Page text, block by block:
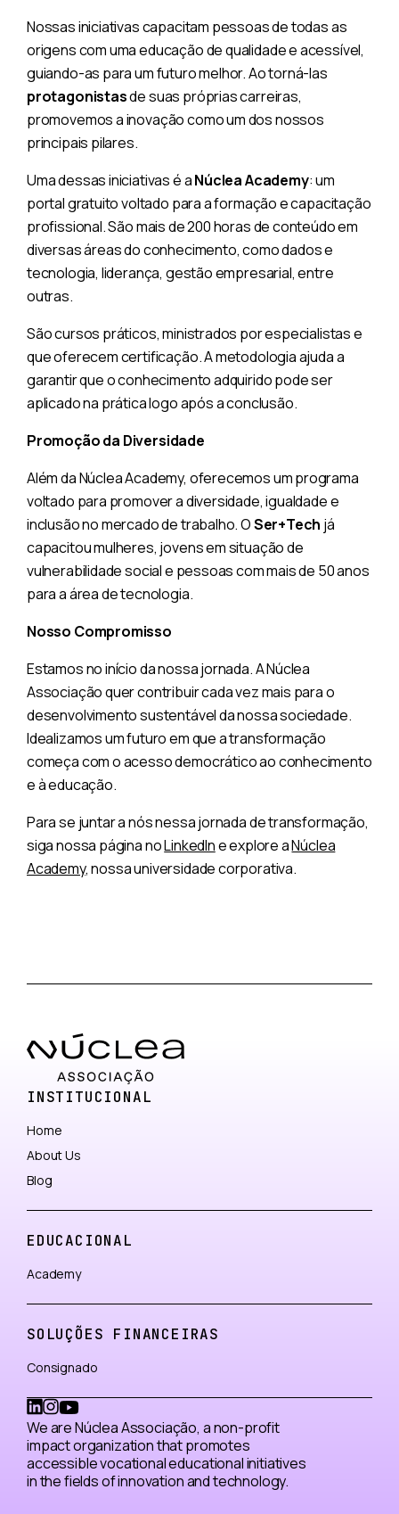
Nossas iniciativas capacitam pessoas de todas as
origens com uma educação de qualidade e acessível,
guiando-as para um futuro melhor. Ao torná-las
protagonistasde suas próprias carreiras,
promovemos a inovação como um dos nossos
principais pilares.
Uma dessas iniciativas é aNúclea Academy: um
portal gratuito voltado para a formação e capacitação
profissional. São mais de 200 horas de conteúdo em
diversas áreas do conhecimento, como dados e
tecnologia, liderança, gestão empresarial, entre
outras.
São cursos práticos, ministrados por especialistas e
que oferecem certificação. A metodologia ajuda a
garantir que o conhecimento adquirido pode ser
aplicado na prática logo após a conclusão.
Promoção da Diversidade
Além da Núclea Academy, oferecemos um programa
voltado para promover a diversidade, igualdade e
inclusão no mercado de trabalho. OSer+Tech já
capacitou mulheres, jovens em situação de
vulnerabilidade social e pessoas com mais de 50 anos
para a área de tecnologia.
Nosso Compromisso
Estamos no início da nossa jornada. A Núclea
Associação quer contribuir cada vez mais para o
desenvolvimento sustentável da nossa sociedade.
Idealizamos um futuro em que a transformação
começa com o acesso democrático ao conhecimento
e à educação.
Para se juntar a nós nessa jornada de transformação,
siga nossa página noLinkedIne explore aNúclea
Academy, nossa universidade corporativa.
INSTITUCIONAL
Home
About Us
Blog
EDUCACIONAL
Academy
SOLUÇÕES FINANCEIRAS
Consignado
We are Núclea Associação, a non-profit
impact organization that promotes
accessible vocational educational initiatives
in the fields of innovation and technology.